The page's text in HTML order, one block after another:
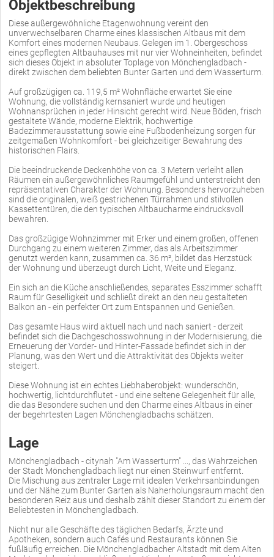
Objektbeschreibung
Diese außergewöhnliche Etagenwohnung vereint den
unverwechselbaren Charme eines klassischen Altbaus mit dem
Komfort eines modernen Neubaus. Gelegen im 1. Obergeschoss
eines gepflegten Altbauhauses mit nur vier Wohneinheiten, befindet
sich dieses Objekt in absoluter Toplage von Mönchengladbach -
direkt zwischen dem beliebten Bunter Garten und dem Wasserturm.
Auf großzügigen ca. 119,5 m² Wohnfläche erwartet Sie eine
Wohnung, die vollständig kernsaniert wurde und heutigen
Wohnansprüchen in jeder Hinsicht gerecht wird. Neue Böden, frisch
gestaltete Wände, moderne Elektrik, hochwertige
Badezimmerausstattung sowie eine Fußbodenheizung sorgen für
zeitgemäßen Wohnkomfort - bei gleichzeitiger Bewahrung des
historischen Flairs.
Die beeindruckende Deckenhöhe von ca. 3 Metern verleiht allen
Räumen ein außergewöhnliches Raumgefühl und unterstreicht den
repräsentativen Charakter der Wohnung. Besonders hervorzuheben
sind die originalen, weiß gestrichenen Türrahmen und stilvollen
Kassettentüren, die den typischen Altbaucharme eindrucksvoll
bewahren.
Das großzügige Wohnzimmer mit Erker und einem großen, offenen
Durchgang zu einem weiteren Zimmer, das als Arbeitszimmer
genutzt werden kann, zusammen ca. 36 m², bildet das Herzstück
der Wohnung und überzeugt durch Licht, Weite und Eleganz.
Ein sich an die Küche anschließendes, separates Esszimmer schafft
Raum für Geselligkeit und schließt direkt an den neu gestalteten
Balkon an - ein perfekter Ort zum Entspannen und Genießen.
Das gesamte Haus wird aktuell nach und nach saniert - derzeit
befindet sich die Dachgeschosswohnung in der Modernisierung, die
Erneuerung der Vorder- und Hinter-Fassade befindet sich in der
Planung, was den Wert und die Attraktivität des Objekts weiter
steigert.
Diese Wohnung ist ein echtes Liebhaberobjekt: wunderschön,
hochwertig, lichtdurchflutet - und eine seltene Gelegenheit für alle,
die das Besondere suchen und den Charme eines Altbaus in einer
der begehrtesten Lagen Mönchengladbachs schätzen.
Lage
Mönchengladbach - citynah "Am Wasserturm" ..., das Wahrzeichen
der Stadt Mönchengladbach liegt nur einen Steinwurf entfernt.
Die Mischung aus zentraler Lage mit idealen Verkehrsanbindungen
und der Nähe zum Bunter Garten als Naherholungsraum macht den
besonderen Reiz aus und deshalb zählt dieser Standort zu einem der
Beliebtesten in Mönchengladbach.
Nicht nur alle Geschäfte des täglichen Bedarfs, Ärzte und
Apotheken, sondern auch Cafés und Restaurants können Sie
fußläufig erreichen. Die Mönchengladbacher Altstadt mit dem Alten